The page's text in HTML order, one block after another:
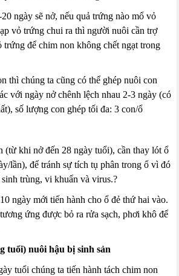
ngày sẽ nở, nếu quả trứng nào mổ vỏ
vỏ trứng chui ra thì người nuôi cần trợ
trứng để chim non không chết ngạt trong
thì chúng ta cũng có thể ghép nuôi con
với ngày nở chênh lệch nhau 2-3 ngày (có
số lượng con ghép tối đa: 3 con/ổ
(từ khi nở đến 28 ngày tuổi), cần thay lót ổ
lần), để tránh sự tích tụ phân trong ổ vì đó
trùng, vi khuẩn và virus.?
ngày mới tiến hành cho ổ đẻ thứ hai vào.
ứng được bỏ ra rửa sạch, phơi khô để
tuổi) nuôi hậu bị sinh sản
tuổi chúng ta tiến hành tách chim non